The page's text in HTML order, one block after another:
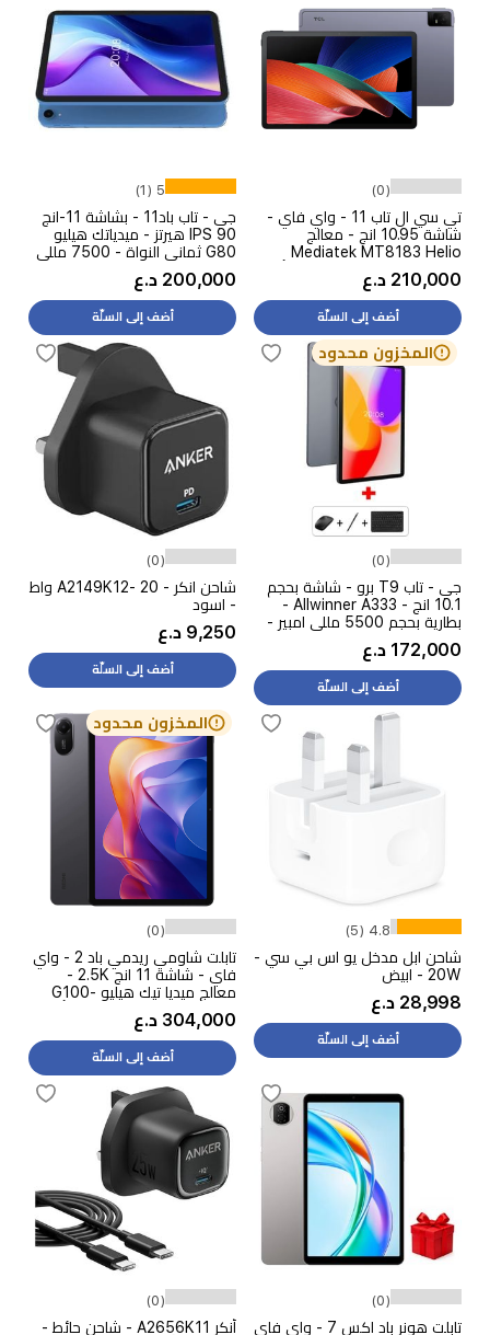
(0)
تي سي ال تاب 11 - واي فاي -
شاشة 10.95 انج - معالج
Mediatek MT8183 Helio
الذكاء الاصطناعي
210,000 د.ع
أضف إلى السلّة
5 (1)
جي - تاب باد11 - بشاشة 11-انج
IPS 90 هيرتز - ميدياتك هيليو
G80 ثماني النواة - 7500 مللي
امبير
200,000 د.ع
أضف إلى السلّة
المخزون محدود
(0)
جي - تاب T9 برو - شاشة بحجم
10.1 انج - Allwinner A333 -
بطارية بحجم 5500 مللي امبير -
كيبورد + ماوس
172,000 د.ع
أضف إلى السلّة
(0)
شاحن انكر - A2149K12- 20 واط
- اسود
9,250 د.ع
أضف إلى السلّة
4.8 (5)
شاحن ابل مدخل يو اس بي سي -
20W - ابيض
28,998 د.ع
أضف إلى السلّة
المخزون محدود
(0)
تابلت شاومي ريدمي باد 2 - واي
فاي - شاشة 11 انج 2.5K -
معالج ميديا تيك هيليو G100-
بالساعة، شحن 18 واط
304,000 د.ع
أضف إلى السلّة
(0)
تابلت هونر باد اكس 7 - واي فاي
(0)
أنكر A2656K11 - شاحن حائط -